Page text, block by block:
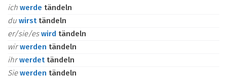
ich werde tändeln
du wirst tändeln
er/sie/eswird tändeln
wirwerden tändeln
ihrwerdet tändeln
Siewerden tändeln